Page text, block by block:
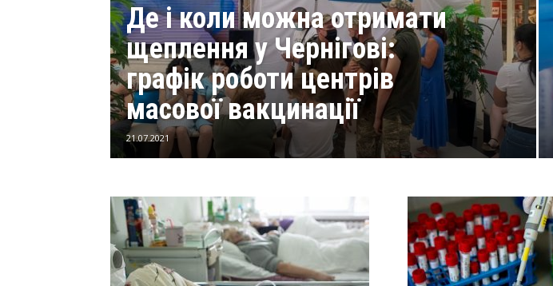
Де і коли можна отримати
щеплення у Чернігові:
графік роботи центрів
масової вакцинації
21.07.2021